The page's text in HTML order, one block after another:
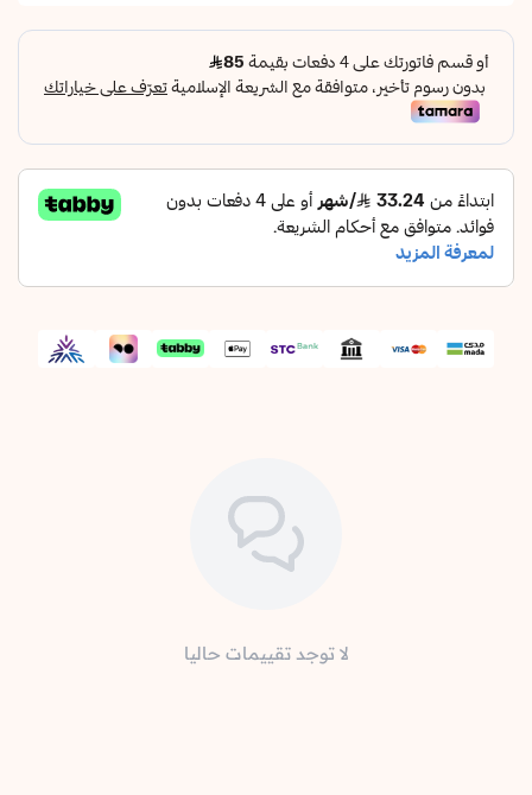
لا توجد تقييمات حاليا